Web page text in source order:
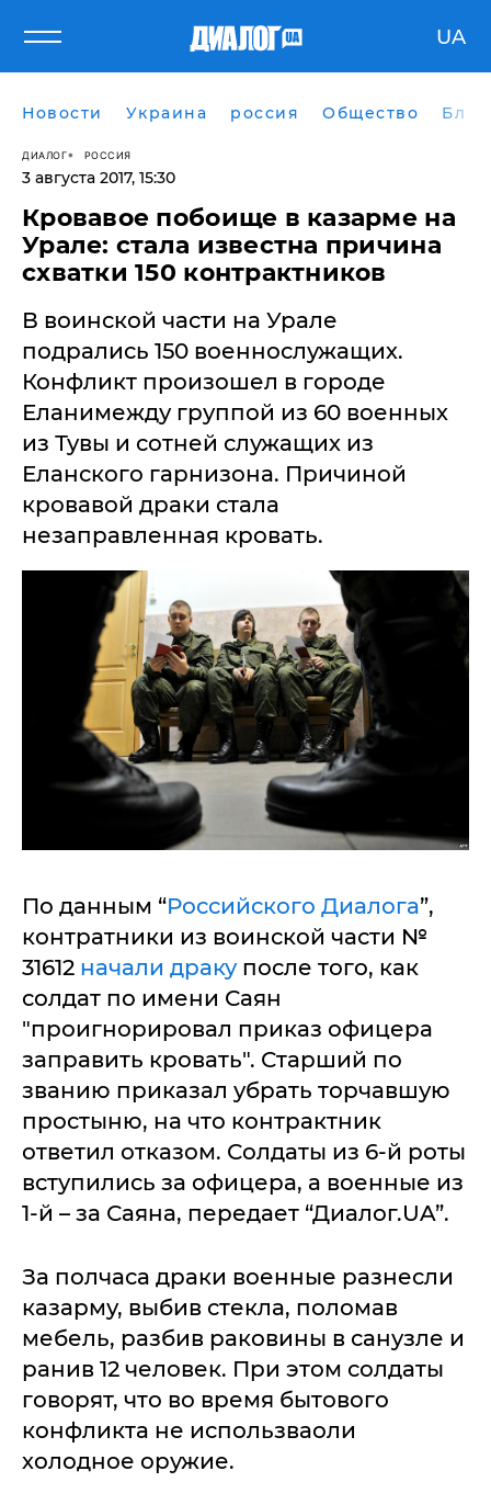
UA
Новости Украина россия Общество
ДИАЛОГ РОССИЯ
3 августа 2017, 15:30
​Кровавое побоище в казарме на
Урале: стала известна причина
схватки 150 контрактников
В воинской части на Урале
подрались 150 военнослужащих.
Конфликт произошел в городе
Еланимежду группой из 60 военных
из Тувы и сотней служащих из
Еланского гарнизона. Причиной
кровавой драки стала
незаправленная кровать.
По данным “Российского Диалога”,
контратники из воинской части №
31612 начали дракупосле того, как
солдат по имени Саян
"проигнорировал приказ офицера
заправить кровать". Старший по
званию приказал убрать торчавшую
простыню, на что контрактник
ответил отказом. Солдаты из 6-й роты
вступились за офицера, а военные из
1-й – за Саяна, передает “Диалог.UA”.
За полчаса драки военные разнесли
казарму, выбив стекла, поломав
мебель, разбив раковины в санузле и
ранив 12 человек. При этом солдаты
говорят, что во время бытового
конфликта не использваоли
холодное оружие.